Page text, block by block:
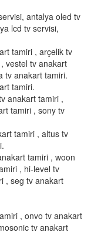
antalya oled tv
lcd tv servisi,
tamiri , arçelik tv
vestel tv anakart
tv anakart tamiri.
tamiri.
anakart tamiri ,
tamiri , sony tv
tamiri , altus tv
tamiri , woon
, hi-level tv
, seg tv anakart
, onvo tv anakart
tv anakart